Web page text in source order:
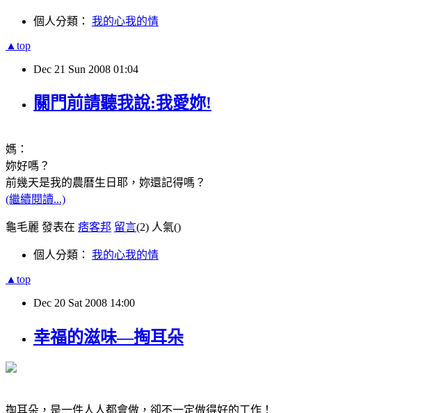
個人分類： 我的心我的情
▲top
Dec 21 Sun 2008 01:04
關門前請聽我說:我愛妳!
媽：
妳好嗎？
前幾天是我的農曆生日耶，妳還記得嗎？
(繼續閱讀...)
龜毛麗 發表在 痞客邦 留言(2) 人氣()
個人分類： 我的心我的情
▲top
Dec 20 Sat 2008 14:00
幸福的滋味—掏耳朵
掏耳朵，是一件人人都會做，卻不一定做得好的工作！